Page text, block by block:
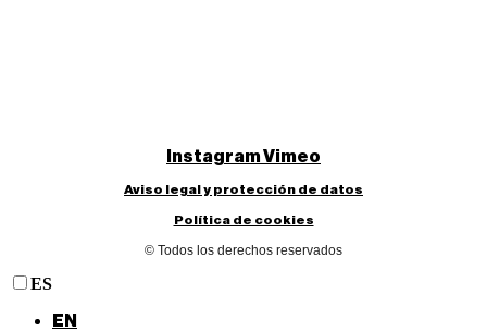
InstagramVimeo
Aviso legal y protección de datos
Política de cookies
© Todos los derechos reservados
ES
EN